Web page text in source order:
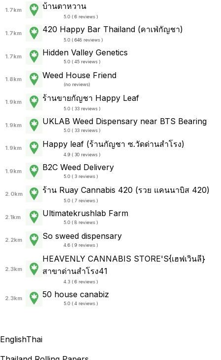
1.7km บ้านตาหวาน
5.0 ( 6 reviews )
1.7km 420 Happy Bar Thailand (คาเฟ่กัญชา)
5.0 ( 648 reviews )
1.7km Hidden Valley Genetics
5.0 ( 45 reviews )
1.8km Weed House Friend
(no reviews)
1.9km ร้านขายกัญชา Happy Leaf
5.0 ( 33 reviews )
1.9km UKLAB Weed Dispensary near BTS Bearing
5.0 ( 33 reviews )
1.9km Happy leaf (ร้านกัญชา ซ.วัดด่านสำโรง)
4.9 ( 30 reviews )
1.9km B2C Weed Delivery
5.0 ( 3 reviews )
2.0km ร้าน Ruay Cannabis 420 (รวย แคนนาบิส 420)
5.0 ( 7 reviews )
2.1km Ultimatekrushlab Farm
5.0 ( 8 reviews )
2.2km So sweed dispensary
4.6 ( 9 reviews )
2.3km
HEAVENLY CANNABIS STORE'S{เฮฟเวินลี}
สาขาด่านสำโรง41
4.3 ( 6 reviews )
2.3km 50 house canabiz
5.0 ( 4 reviews )
EnglishThai